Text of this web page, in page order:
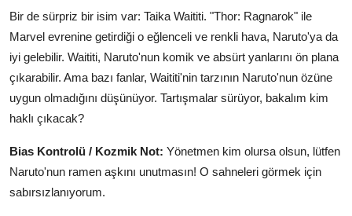
Bir de sürpriz bir isim var: Taika Waititi. "Thor: Ragnarok" ile
Marvel evrenine getirdiği o eğlenceli ve renkli hava, Naruto'ya da
iyi gelebilir. Waititi, Naruto'nun komik ve absürt yanlarını ön plana
çıkarabilir. Ama bazı fanlar, Waititi'nin tarzının Naruto'nun özüne
uygun olmadığını düşünüyor. Tartışmalar sürüyor, bakalım kim
haklı çıkacak?
Bias Kontrolü / Kozmik Not: Yönetmen kim olursa olsun, lütfen
Naruto'nun ramen aşkını unutmasın! O sahneleri görmek için
sabırsızlanıyorum.